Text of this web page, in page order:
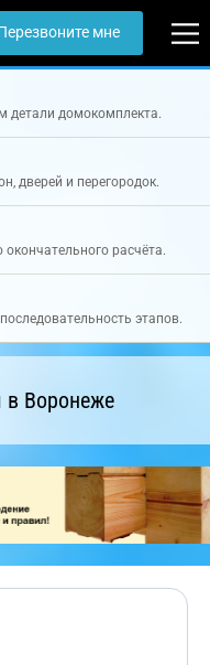
мне
детали домокомплекта.
дверей и перегородок.
расчёта.
этапов.
Воронеже